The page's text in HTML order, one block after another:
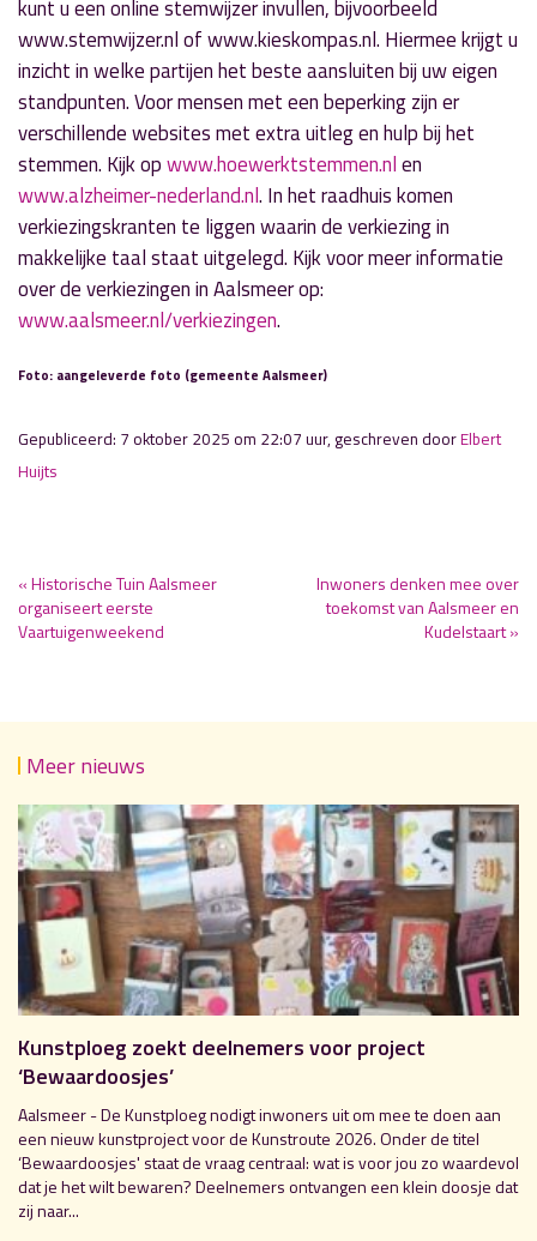
kunt u een online stemwijzer invullen, bijvoorbeeld
www.stemwijzer.nl of www.kieskompas.nl. Hiermee krijgt u
inzicht in welke partijen het beste aansluiten bij uw eigen
standpunten. Voor mensen met een beperking zijn er
verschillende websites met extra uitleg en hulp bij het
stemmen. Kijk opwww.hoewerktstemmen.nlen
www.alzheimer-nederland.nl. In het raadhuis komen
verkiezingskranten te liggen waarin de verkiezing in
makkelijke taal staat uitgelegd. Kijk voor meer informatie
over de verkiezingen in Aalsmeer op:
www.aalsmeer.nl/verkiezingen.
Foto: aangeleverde foto (gemeente Aalsmeer)
Gepubliceerd: 7 oktober 2025 om 22:07 uur, geschreven doorElbert
Huijts
« Historische Tuin Aalsmeer
organiseert eerste
Vaartuigenweekend
Inwoners denken mee over
toekomst van Aalsmeer en
Kudelstaart »
Meer nieuws
Kunstploeg zoekt deelnemers voor project
‘Bewaardoosjes’
Aalsmeer - De Kunstploeg nodigt inwoners uit om mee te doen aan
een nieuw kunstproject voor de Kunstroute 2026. Onder de titel
‘Bewaardoosjes' staat de vraag centraal: wat is voor jou zo waardevol
dat je het wilt bewaren? Deelnemers ontvangen een klein doosje dat
zij naar...